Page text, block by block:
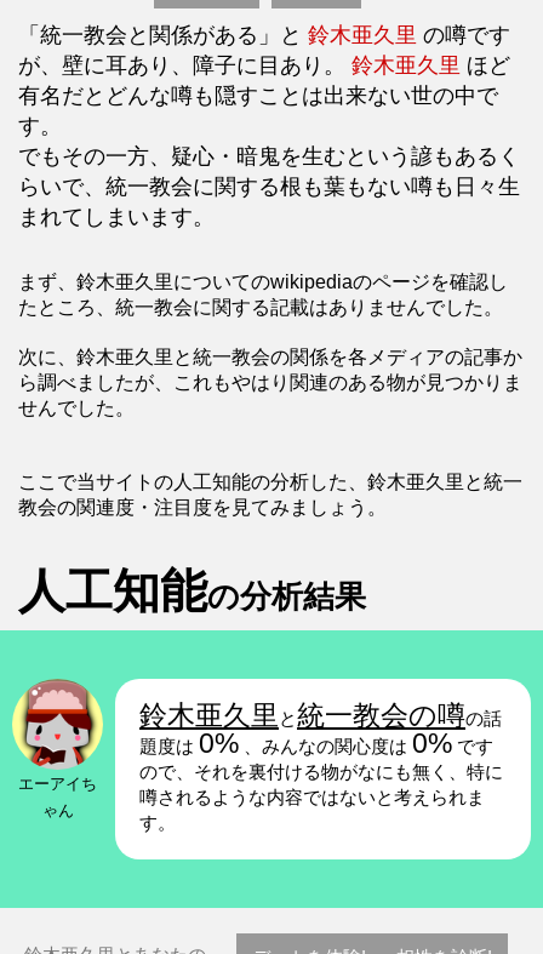
「統一教会と関係がある」と 鈴木亜久里 の噂です
が、壁に耳あり、障子に目あり。 鈴木亜久里 ほど
有名だとどんな噂も隠すことは出来ない世の中で
す。
でもその一方、疑心・暗鬼を生むという諺もあるく
らいで、統一教会に関する根も葉もない噂も日々生
まれてしまいます。
まず、鈴木亜久里についてのwikipediaのページを確認し
たところ、統一教会に関する記載はありませんでした。
次に、鈴木亜久里と統一教会の関係を各メディアの記事か
ら調べましたが、これもやはり関連のある物が見つかりま
せんでした。
ここで当サイトの人工知能の分析した、鈴木亜久里と統一
教会の関連度・注目度を見てみましょう。
人工知能の分析結果
エーアイち
ゃん
鈴木亜久里 と統一教会の噂の話
題度は 0% 、みんなの関心度は 0% です
ので、それを裏付ける物がなにも無く、特に
噂されるような内容ではないと考えられま
す。